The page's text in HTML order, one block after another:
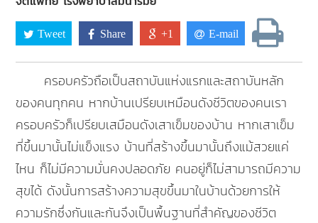
Tweet Share +1 E-mail
ครอบครัวถือเป็นสถาบันแห่งแรกและสถาบันหลัก
ของคนทุกคน หากบ้านเปรียบเหมือนดังชีวิตของคนเรา
ครอบครัวก็เปรียบเสมือนดังเสาเข็มของบ้าน หากเสาเข็ม
ที่ขึ้นมานั้นไม่แข็งแรง บ้านที่สร้างขึ้นมานั้นถึงแม้สวยแค่
ไหน ก็ไม่มีความมั่นคงปลอดภัย คนอยู่ก็ไม่สามารถมีความ
สุขได้ ดังนั้นการสร้างความสุขขึ้นมาในบ้านด้วยการให้
ความรักซึ่งกันและกันจึงเป็นพื้นฐานที่สำคัญของชีวิต